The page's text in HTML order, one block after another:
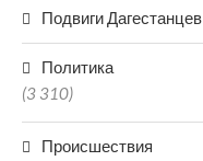
Подвиги Дагестанцев
Политика
(3 310)
Происшествия